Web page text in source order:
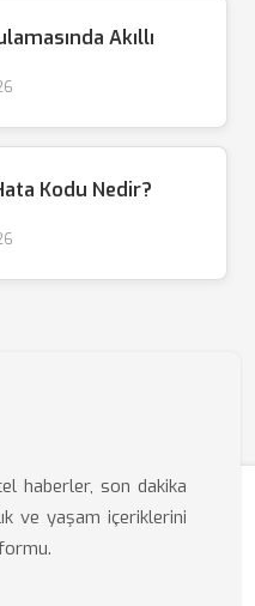
Akıllı
Kodu Nedir?
haberler, son dakika
ve yaşam içeriklerini